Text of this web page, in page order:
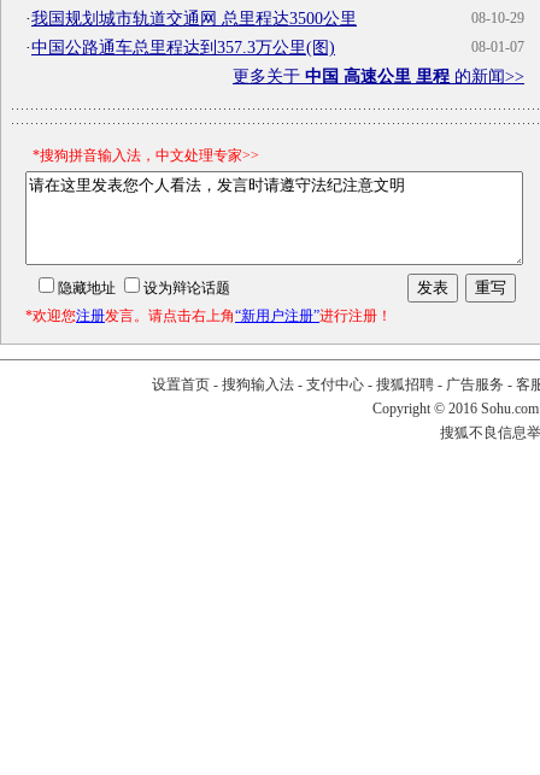
08-10-29
·我国规划城市轨道交通网 总里程达3500公里
08-01-07
·中国公路通车总里程达到357.3万公里(图)
更多关于 中国 高速公里 里程 的新闻>>
*搜狗拼音输入法，中文处理专家>>
隐藏地址
设为辩论话题
*欢迎您注册发言。请点击右上角“新用户注册”进行注册！
设置首页- 搜狗输入法- 支付中心- 搜狐招聘- 广告服务 - 客
Copyright © 2016
搜狐不良信息